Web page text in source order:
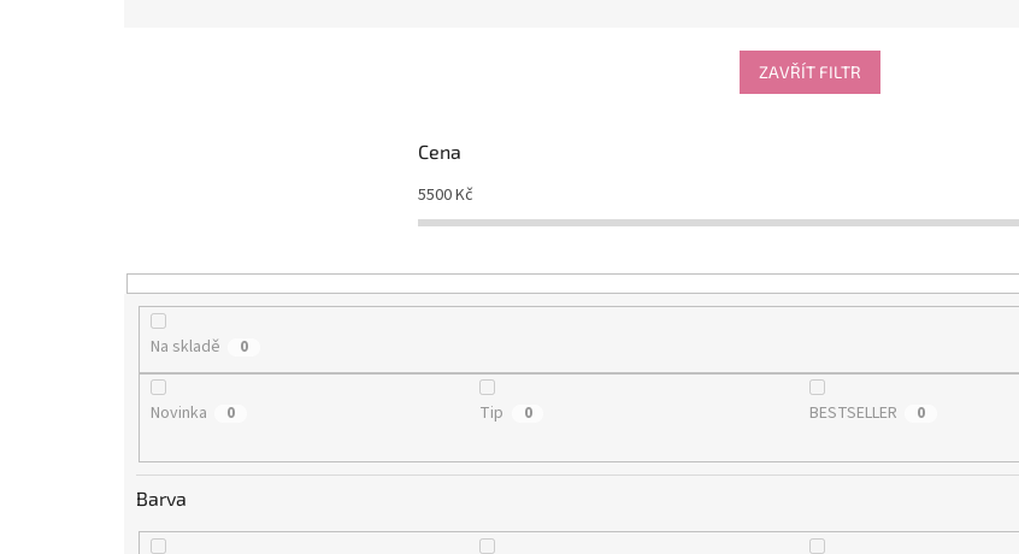
t
ů
ZAVŘÍT FILTR
Cena
5500Kč
Na skladě 0
Novinka 0 Tip 0 BESTSELLER 0
Barva